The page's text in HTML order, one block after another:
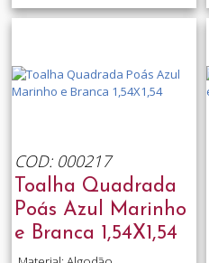
COD: 000217
Toalha Quadrada
Poás Azul Marinho
e Branca 1,54X1,54